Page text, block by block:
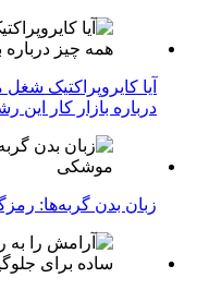
آیا کایروپراکتیک
درباره بازار کار این
زبان بدن گربه‌ها: